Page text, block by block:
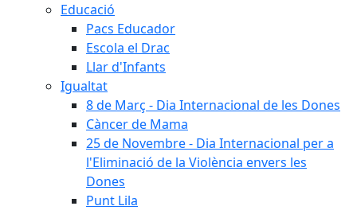
Educació
Pacs Educador
Escola el Drac
Llar d'Infants
Igualtat
8 de Març - Dia Internacional de les Dones
Càncer de Mama
25 de Novembre - Dia Internacional per a
l'Eliminació de la Violència envers les
Dones
Punt Lila